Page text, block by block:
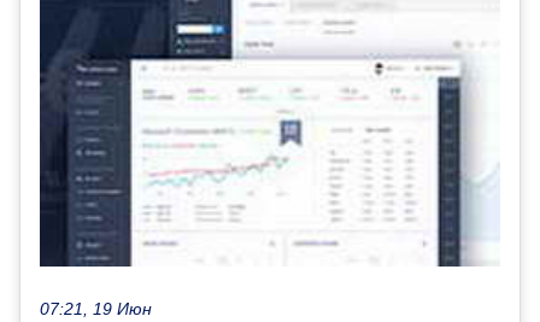
07:21, 19 Июн